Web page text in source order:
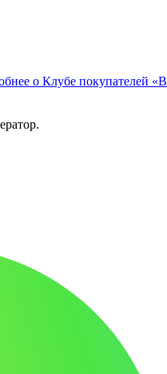
о Клубе покупателей